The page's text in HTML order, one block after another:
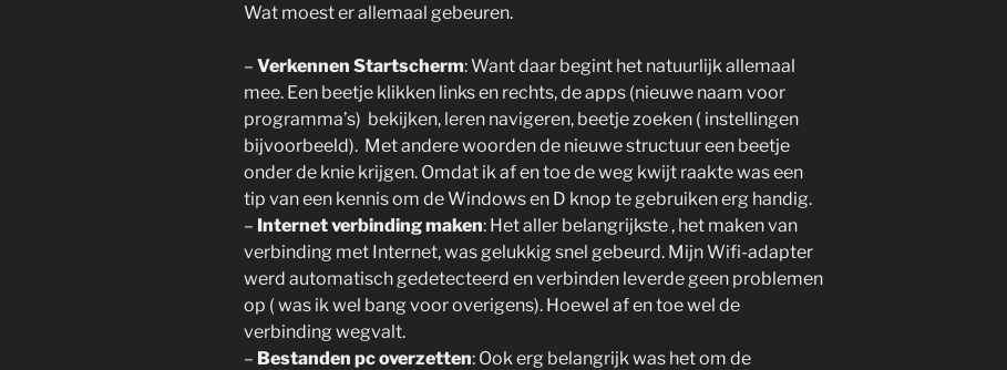
Wat moest er allemaal gebeuren.
– Verkennen Startscherm: Want daar begint het natuurlijk allemaal
mee. Een beetje klikken links en rechts, de apps (nieuwe naam voor
programma’s) bekijken, leren navigeren, beetje zoeken ( instellingen
bijvoorbeeld). Met andere woorden de nieuwe structuur een beetje
onder de knie krijgen. Omdat ik af en toe de weg kwijt raakte was een
tip van een kennis om de Windows en D knop te gebruiken erg handig.
– Internet verbinding maken: Het aller belangrijkste , het maken van
verbinding met Internet, was gelukkig snel gebeurd. Mijn Wifi-adapter
werd automatisch gedetecteerd en verbinden leverde geen problemen
op ( was ik wel bang voor overigens). Hoewel af en toe wel de
verbinding wegvalt.
– Bestanden pc overzetten: Ook erg belangrijk was het om de